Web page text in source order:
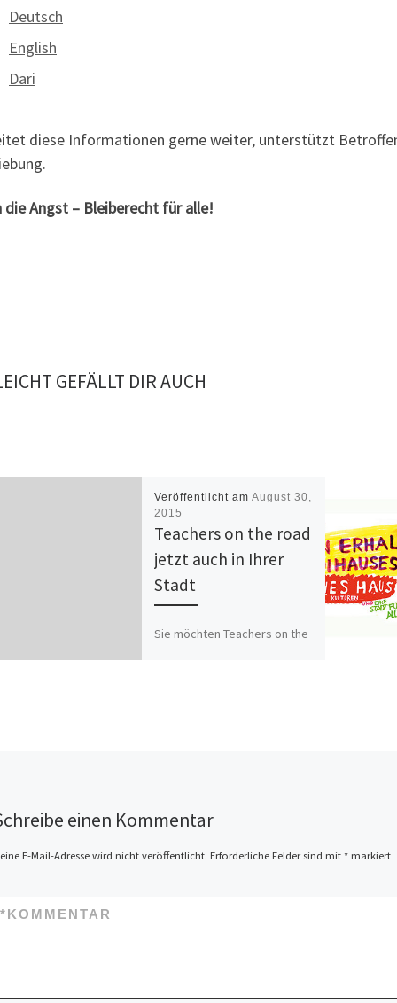
Deutsch
English
Dari
diese Informationen gerne weiter, unterstützt
die Angst – Bleiberecht für alle!
GEFÄLLT DIR AUCH
Veröffentlicht amAugust 30,
2015
Teachers on the road
jetzt auch in Ihrer
Stadt
Sie möchten Teachers on the
einen Kommentar
E-Mail-Adresse wird nicht veröffentlicht. Erforderliche Felder sind mit *markiert
KOMMENTAR
*